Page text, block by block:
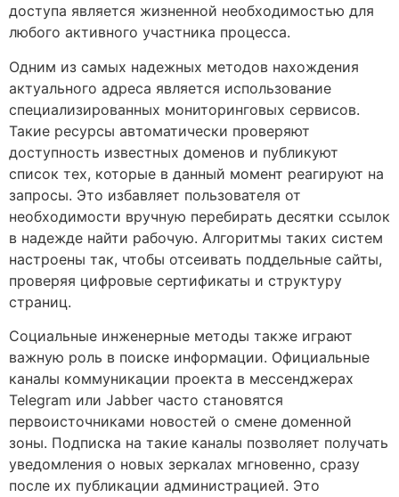
доступа является жизненной необходимостью для
любого активного участника процесса.
Одним из самых надежных методов нахождения
актуального адреса является использование
специализированных мониторинговых сервисов.
Такие ресурсы автоматически проверяют
доступность известных доменов и публикуют
список тех, которые в данный момент реагируют на
запросы. Это избавляет пользователя от
необходимости вручную перебирать десятки ссылок
в надежде найти рабочую. Алгоритмы таких систем
настроены так, чтобы отсеивать поддельные сайты,
проверяя цифровые сертификаты и структуру
страниц.
Социальные инженерные методы также играют
важную роль в поиске информации. Официальные
каналы коммуникации проекта в мессенджерах
Telegram или Jabber часто становятся
первоисточниками новостей о смене доменной
зоны. Подписка на такие каналы позволяет получать
уведомления о новых зеркалах мгновенно, сразу
после их публикации администрацией. Это